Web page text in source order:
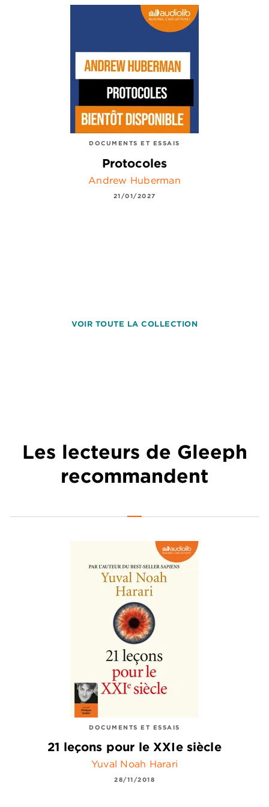
DOCUMENTS ET ESSAIS
Protocoles
Andrew Huberman
21/01/2027
VOIR TOUTE LA COLLECTION
Les lecteurs de Gleeph
recommandent
DOCUMENTS ET ESSAIS
21 leçons pour le XXIe siècle
Yuval Noah Harari
28/11/2018